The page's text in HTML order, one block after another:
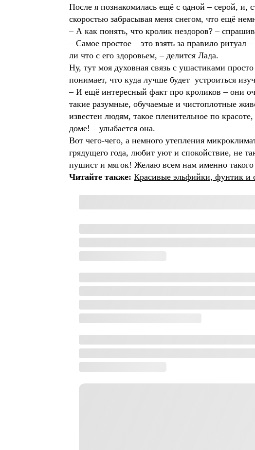
После я познакомилась ещё с одной – серой, и,
скоростью забрасывая меня снегом, что ещё
– А как понять, что кролик нездоров? –
– Самое простое – это взять за правило ритуал
ли что с его здоровьем, – делится Лада.
Ну, тут моя духовная связь с ушастиками
понимает, что куда лучше будет устроиться
– И ещё интересный факт про кроликов – они
такие разумные, обучаемые и чистоплотные
известен людям, такое пленительное по
доме! – улыбается она.
Вот чего-чего, а немного утепления
грядущего года, любит уют и спокойствие, не
пушист и мягок! Желаю всем нам именно такого
Читайте также: Красивые эльфийки, фунтик и